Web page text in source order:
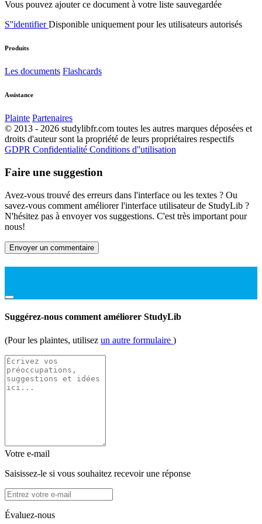
Vous pouvez ajouter ce document à votre liste sauvegardée
S''identifierDisponible uniquement pour les utilisateurs autorisés
Produits
Les documents Flashcards
Assistance
Plainte Partenaires
© 2013 - 2026 studylibfr.com toutes les autres marques déposées et
droits d'auteur sont la propriété de leurs propriétaires respectifs
GDPR Confidentialité Conditions d''utilisation
Faire une suggestion
Avez-vous trouvé des erreurs dans l'interface ou les textes ? Ou
savez-vous comment améliorer l'interface utilisateur de StudyLib ?
N'hésitez pas à envoyer vos suggestions. C'est très important pour
nous!
Envoyer un commentaire
Suggérez-nous comment améliorer StudyLib
(Pour les plaintes, utilisez un autre formulaire )
Votre e-mail
Saisissez-le si vous souhaitez recevoir une réponse
Évaluez-nous